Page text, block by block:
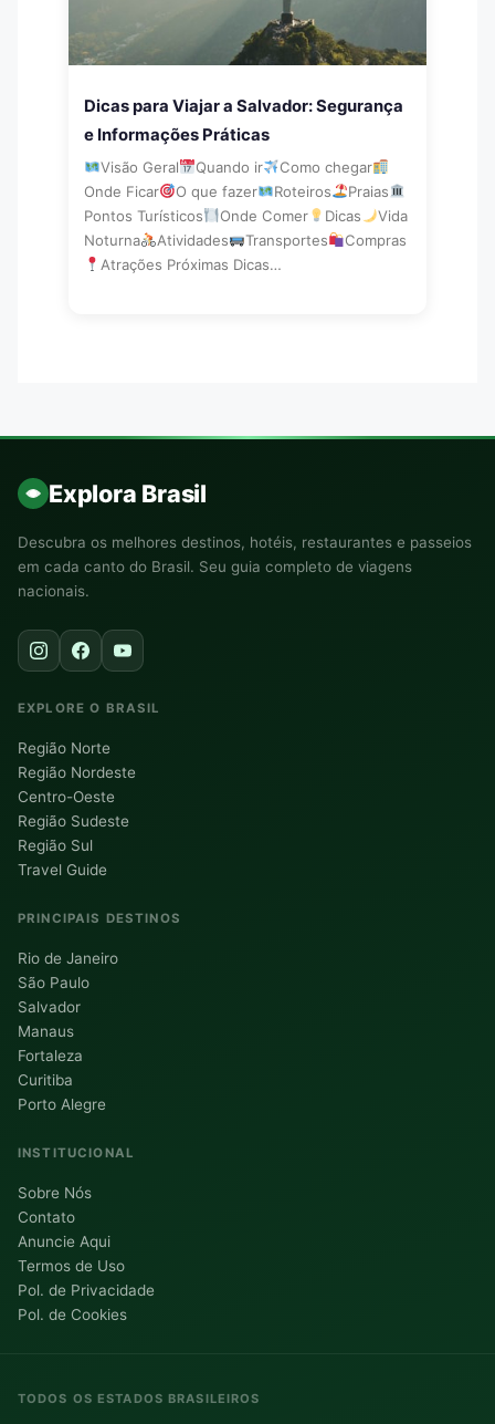
Dicas para Viajar a Salvador: Segurança
e Informações Práticas
Visão Geral Quando ir
Como chegar
Onde Ficar
O que fazer Roteiros
Praias
Pontos Turísticos
Onde Comer Dicas
Vida
Noturna
Atividades Transportes
Compras
Atrações Próximas Dicas…
Explora Brasil
Descubra os melhores destinos, hotéis, restaurantes e passeios
em cada canto do Brasil. Seu guia completo de viagens
nacionais.
EXPLORE O BRASIL
Região Norte
Região Nordeste
Centro-Oeste
Região Sudeste
Região Sul
Travel Guide
PRINCIPAIS DESTINOS
Rio de Janeiro
São Paulo
Salvador
Manaus
Fortaleza
Curitiba
Porto Alegre
INSTITUCIONAL
Sobre Nós
Contato
Anuncie Aqui
Termos de Uso
Pol. de Privacidade
Pol. de Cookies
TODOS OS ESTADOS BRASILEIROS